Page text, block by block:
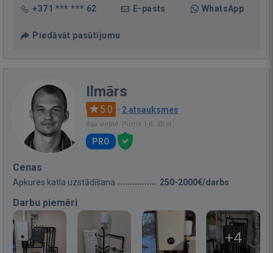
+371 *** *** 62 E-pasts WhatsApp
Piedāvāt pasūtījumu
Ilmārs
5.0 · 2 atsauksmes
Bija vietnē: Pirms 1 d. 20 st.
PRO
Cenas
Apkures katla uzstādīšana 250-2000€/darbs
Darbu piemēri
+4